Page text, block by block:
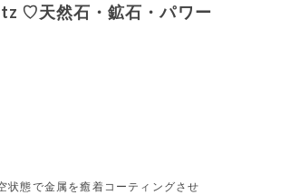
♡天然石・鉱石・パワー
状態で金属を癒着コーティングさせ